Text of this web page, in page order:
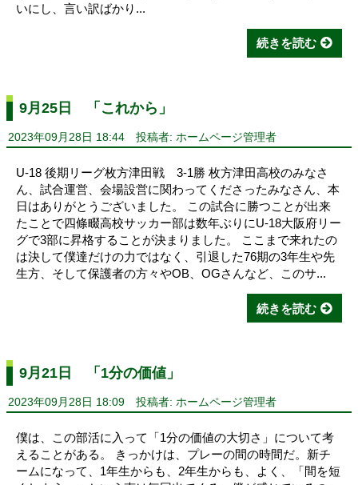
いにし、言い訳ばかり...
続きを読む
9月25日 「これから」
2023年09月28日 18:44 投稿者: ホームページ管理者
U-18 後期リーグ枚方津田戦 3-1勝 枚方津田高校のみなさ
ん、試合運営、会場設営に関わってくださったみなさん、本
日はありがとうございました。 この試合に勝つことが出来
たことで四條畷高校サッカー部は数年ぶりにU-18大阪府リー
グで3部に昇格することが決まりました。 ここまで来れたの
は決して僕達だけの力ではなく、引退した76期の3年生や先
生方、そして保護者の方々やOB、OGさんなど、このサ...
続きを読む
9月21日 「1分の価値」
2023年09月28日 18:09 投稿者: ホームページ管理者
僕は、この部活に入って「1分の価値の大切さ」について考
えることがある。 きっかけは、プレーの間の時間だ。新チ
ームになって、1年生からも、2年生からも、よく、「間を短